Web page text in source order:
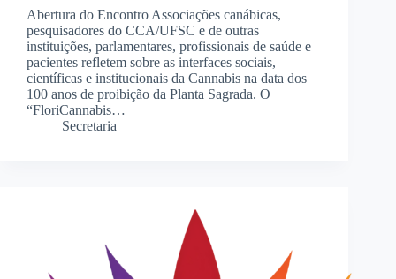
Abertura do Encontro Associações canábicas,
pesquisadores do CCA/UFSC e de outras
instituições, parlamentares, profissionais de saúde e
pacientes refletem sobre as interfaces sociais,
científicas e institucionais da Cannabis na data dos
100 anos de proibição da Planta Sagrada. O
“FloriCannabis…
Secretaria